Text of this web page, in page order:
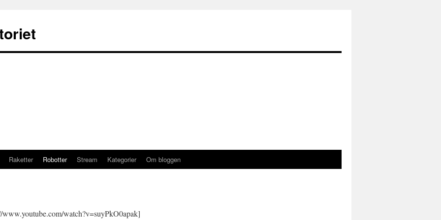
Raketter Robotter Stream Kategorier Om bloggen
www.youtube.com/watch?v=suyPkO0apak]